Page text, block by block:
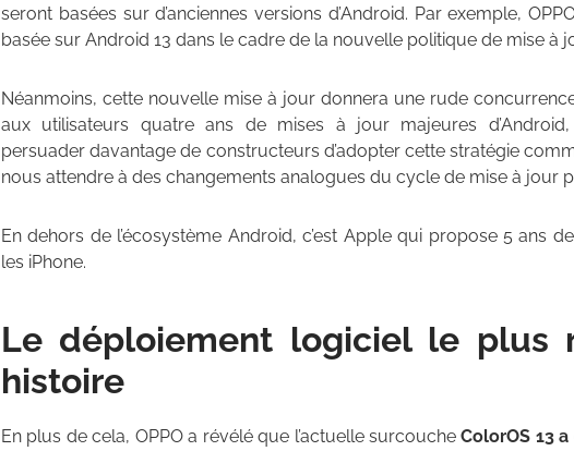
seront basées sur d’anciennes versions d’Android. Par exemple,
basée sur Android 13 dans le cadre de la nouvelle politique de mise à
Néanmoins, cette nouvelle mise à jour donnera une rude
aux utilisateurs quatre ans de mises à jour majeures
persuader davantage de constructeurs d’adopter cette stratégie
nous attendre à des changements analogues du cycle de mise à jour
En dehors de l’écosystème Android, c’est Apple qui propose 5 ans
les iPhone.
Le déploiement logiciel le plus
histoire
En plus de cela, OPPO a révélé que l’actuelle surcoucheColorOS 13